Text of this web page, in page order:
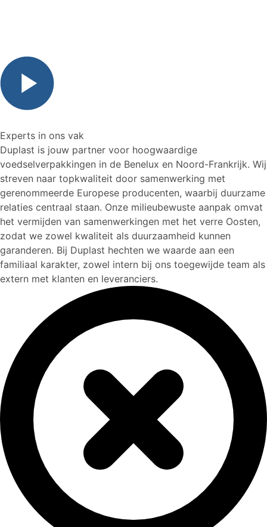
Experts in ons vak
Duplast is jouw partner voor hoogwaardige
voedselverpakkingen in de Benelux en Noord-Frankrijk. Wij
streven naar topkwaliteit door samenwerking met
gerenommeerde Europese producenten, waarbij duurzame
relaties centraal staan. Onze milieubewuste aanpak omvat
het vermijden van samenwerkingen met het verre Oosten,
zodat we zowel kwaliteit als duurzaamheid kunnen
garanderen. Bij Duplast hechten we waarde aan een
familiaal karakter, zowel intern bij ons toegewijde team als
extern met klanten en leveranciers.